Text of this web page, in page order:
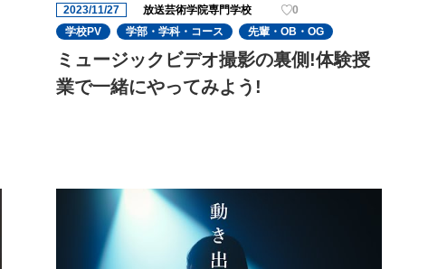
2023/11/27 放送芸術学院専門学校
0
学校PV
学部・学科・コース 先輩・OB・OG
ミュージックビデオ撮影の裏側!体験授
業で一緒にやってみよう!